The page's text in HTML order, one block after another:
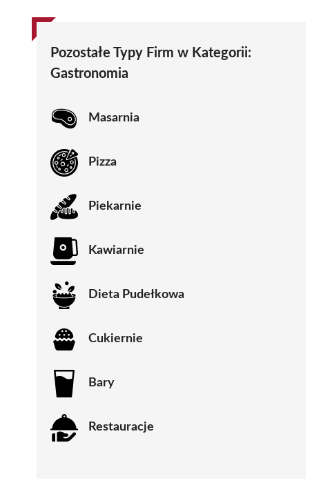
Pozostałe Typy Firm w Kategorii:
Gastronomia
Masarnia
Pizza
Piekarnie
Kawiarnie
Dieta Pudełkowa
Cukiernie
Bary
Restauracje